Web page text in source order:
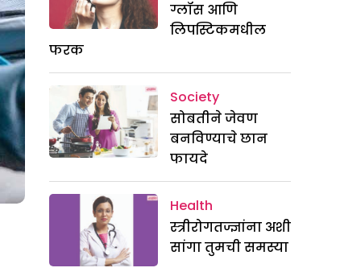
ग्लॉस आणि
लिपस्टिकमधील
फरक
Society
सोबतीने जेवण
बनविण्याचे छान
फायदे
Health
स्त्रीरोगतज्ज्ञांना अशी
सांगा तुमची समस्या